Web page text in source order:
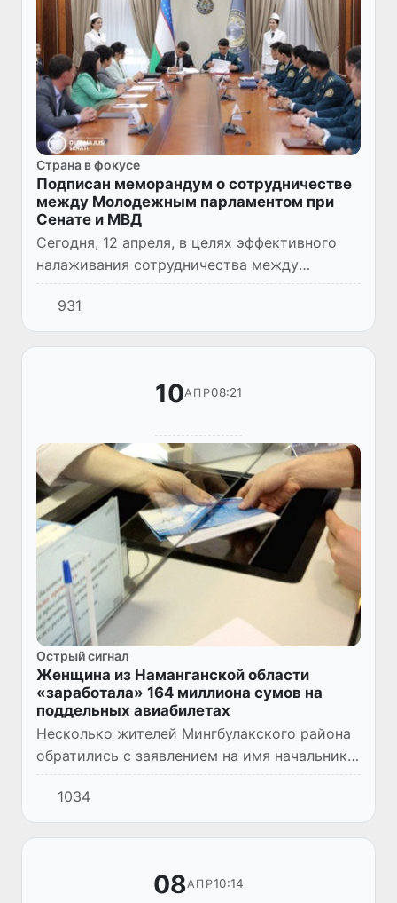
Страна в фокусе
Подписан меморандум о сотрудничестве
между Молодежным парламентом при
Сенате и МВД
Сегодня, 12 апреля, в целях эффективного
налаживания сотрудничества между
Молодежным парламентом при Сенате и
Министерством внутренних дел был
подписан меморандум о сотрудничестве.
931
10АПР08:21
Острый сигнал
Женщина из Наманганской области
«заработала» 164 миллиона сумов на
поддельных авиабилетах
Несколько жителей Мингбулакского района
обратились с заявлением на имя начальника
ОВД района, где указали, что в феврале-
марте этого года 25-летняя уроженка
Нарынского района откры...
1034
08АПР10:14